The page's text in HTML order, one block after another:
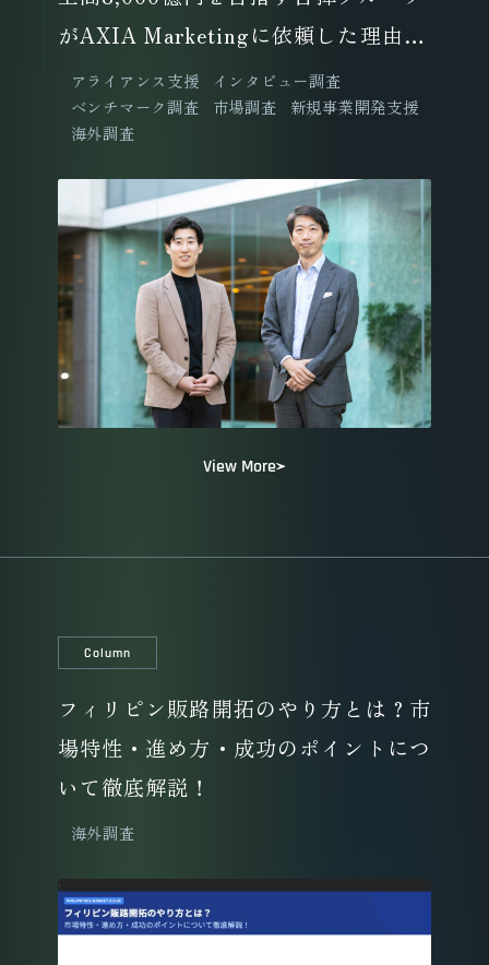
がAXIA Marketingに依頼した理由と
は？
View More
アライアンス支援
インタビュー調査
ベンチマーク調査
市場調査
新規事業開発支援
海外調査
Column
フィリピン販路開拓のやり方とは？市
場特性・進め方・成功のポイントにつ
いて徹底解説！
海外調査